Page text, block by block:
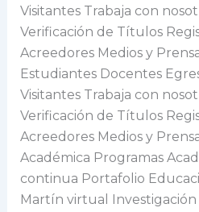
Visitantes Trabaja con
Verificación de Títulos
Acreedores Medios y
Estudiantes Docentes
Visitantes Trabaja con
Verificación de Títulos
Acreedores Medios y
Académica Programas
continua Portafolio
Martín virtual